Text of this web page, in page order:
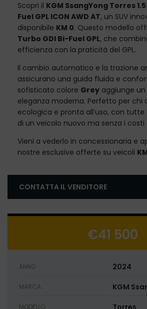
Scopri il KGM SsangYong Torres
Fuel GPL ICON AWD AT, un SUV
disponibile KM 0. Questo modello
Turbo GDI Bi-Fuel GPL, che
efficienza con la praticità del GPL.
Il cambio automatico e la trazione
assicurano una guida fluida e
sofisticato colore Grey aggiunge
eleganza moderna. Perfetto per chi
ecologica e pronta all’uso, con
di un veicolo nuovo ma senza i costi
Vieni a vederlo in concessionaria e
nostre esclusive offerte su veicoli
CONTATTA IL VENDITORE
€41 500
ANNO 2024
MARCA KGM
MODELLO